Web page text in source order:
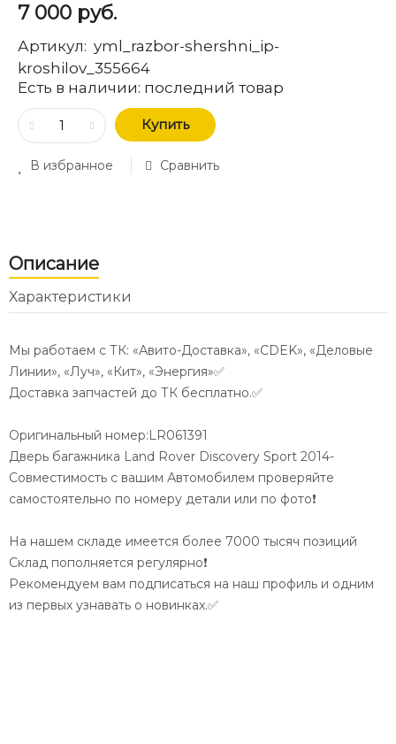
7 000 руб.
Артикул: yml_razbor-shershni_ip-
kroshilov_355664
Есть в наличии: последний товар
Купить
В избранное Сравнить
Описание
Характеристики
Мы работаем с ТК: «Авито-Доставка», «CDEK», «Деловые
Линии», «Луч», «Кит», «Энергия»✅
Доставка запчастей до ТК бесплатно.✅
Оригинальный номер:LR061391
Дверь багажника Land Rover Discovery Sport 2014-
Совместимость с вашим Автомобилем проверяйте
самостоятельно по номеру детали или по фото❗️
На нашем складе имеется более 7000 тысяч позиций
Склад пополняется регулярно❗️
Рекомендуем вам подписаться на наш профиль и одним
из первых узнавать о новинках.✅